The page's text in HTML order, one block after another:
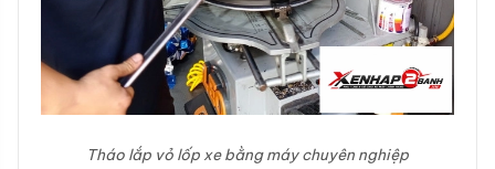
Tháo lắp vỏ lốp xe bằng máy chuyên nghiệp